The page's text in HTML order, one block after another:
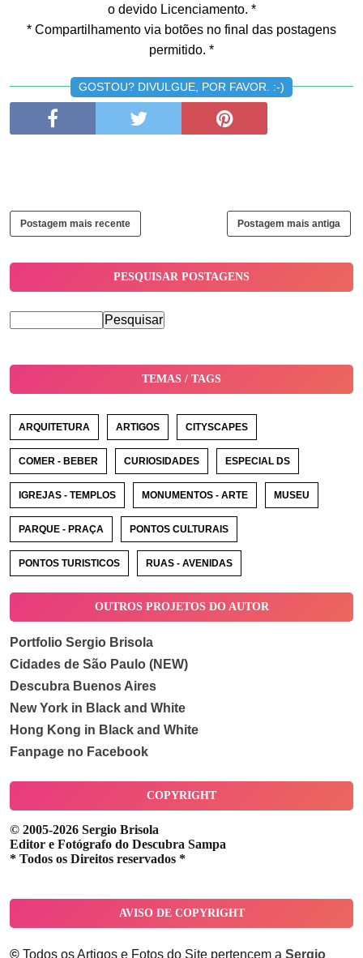
o devido Licenciamento. *
* Compartilhamento via botões no final das postagens
permitido. *
GOSTOU? DIVULGUE, POR FAVOR. :-)
Postagem mais recente Postagem mais antiga
PESQUISAR POSTAGENS
TEMAS / TAGS
ARQUITETURA ARTIGOS CITYSCAPES
COMER - BEBER CURIOSIDADES ESPECIAL DS
IGREJAS - TEMPLOS MONUMENTOS - ARTE MUSEU
PARQUE - PRAÇA PONTOS CULTURAIS
PONTOS TURISTICOS RUAS - AVENIDAS
OUTROS PROJETOS DO AUTOR
Portfolio Sergio Brisola
Cidades de São Paulo (NEW)
Descubra Buenos Aires
New York in Black and White
Hong Kong in Black and White
Fanpage no Facebook
COPYRIGHT
© 2005-2026 Sergio Brisola
Editor e Fotógrafo do Descubra Sampa
* Todos os Direitos reservados *
AVISO DE COPYRIGHT
© Todos os Artigos e Fotos do Site pertencem a Sergio